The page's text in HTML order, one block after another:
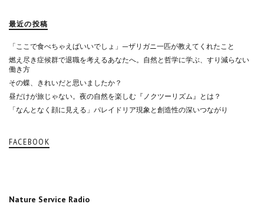
最近の投稿
「ここで食べちゃえばいいでしょ」—ザリガニ一匹が教えてくれたこと
燃え尽き症候群で退職を考えるあなたへ。自然と哲学に学ぶ、すり減らない
働き方
その蝶、きれいだと思いましたか？
昼だけが旅じゃない。夜の自然を楽しむ『ノクツーリズム』とは？
「なんとなく顔に見える」パレイドリア現象と創造性の深いつながり
FACEBOOK
Nature Service Radio